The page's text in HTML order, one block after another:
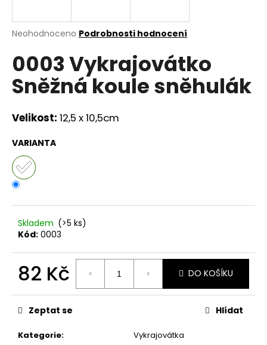
Průměrné
produktu
je
0,0
z
hvězdiček.
Neohodnoceno Podrobnosti hodnocení
0003 Vykrajovátko
Sněžná koule sněhulák
Velikost: 12,5 x 10,5cm
VARIANTA
Skladem (>5 ks)
Kód: 0003
82 Kč
cena:
DO KOŠÍKU
Kategorie: Vykrajovátka
Zeptat se Hlídat
j
t
?
D
o
p
o
u
u
j
e
e